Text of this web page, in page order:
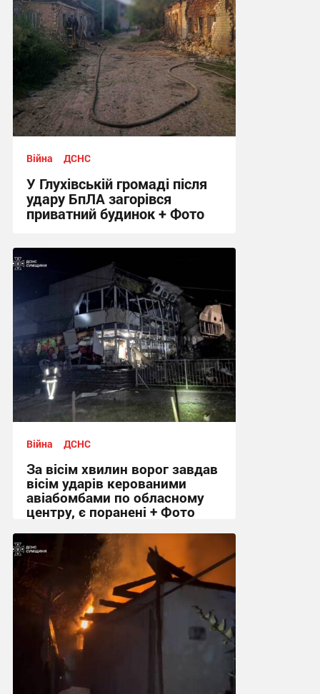
Війна ДСНС
У Глухівській громаді після
удару БпЛА загорівся
приватний будинок + Фото
11:04 вчора
Війна ДСНС
За вісім хвилин ворог завдав
вісім ударів керованими
авіабомбами по обласному
центру, є поранені + Фото
09:18 вчора